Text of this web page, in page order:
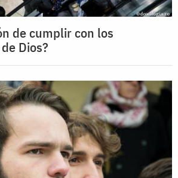
de cumplir con los
Dios?